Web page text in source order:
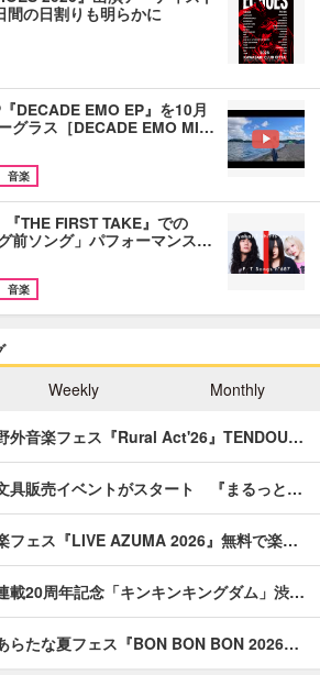
の日割りも明らかに
DECADE EMO EP』を10月
グラス［DECADE EMO MI…
音楽
THE FIRST TAKE』での
前ソング」パフォーマンス…
音楽
Weekly Monthly
外音楽フェス『Rural Act'26』TENDOU…
具販売イベントがスタート 『まるっと…
フェス『LIVE AZUMA 2026』無料で楽…
載20周年記念「キンキンキングダム」渋…
らたな夏フェス『BON BON BON 2026…